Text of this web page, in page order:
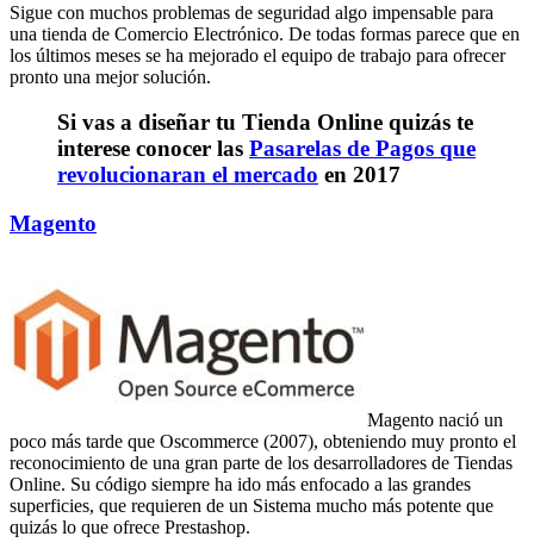
Sigue con muchos problemas de seguridad algo impensable para
una tienda de Comercio Electrónico. De todas formas parece que en
los últimos meses se ha mejorado el equipo de trabajo para ofrecer
pronto una mejor solución.
Si vas a diseñar tu Tienda Online quizás te
interese conocer las Pasarelas de Pagos que
revolucionaran el mercado en 2017
Magento
Magento nació un
poco más tarde que Oscommerce (2007), obteniendo muy pronto el
reconocimiento de una gran parte de los desarrolladores de Tiendas
Online. Su código siempre ha ido más enfocado a las grandes
superficies, que requieren de un Sistema mucho más potente que
quizás lo que ofrece Prestashop.